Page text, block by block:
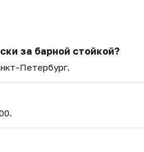
за барной стойкой?
Петербург.